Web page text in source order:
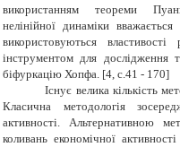
використанням теореми
нелінійної динаміки
використовуються
інструментом для дослідження
біфуркацію Хопфа. [4, с.41 - 170]
Існує велика кількість
Класична методологія
активності. Альтернативною
коливань економічної